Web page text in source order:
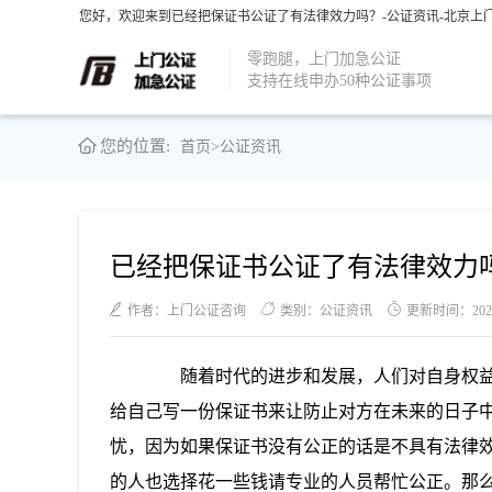
您好，欢迎来到已经把保证书公证了有法律效力吗？-公证资讯-北京
零跑腿，上门加急公证
支持在线申办50种公证事项
您的位置: 首页>公证资讯
已经把保证书公证了有法律效力
作者：上门公证咨询 类别：公证资讯 更新时间：
随着时代的进步和发展，人们对自身权益
给自己写一份保证书来让防止对方在未来的日子
忧，因为如果保证书没有公正的话是不具有法律
的人也选择花一些钱请专业的人员帮忙公正。那